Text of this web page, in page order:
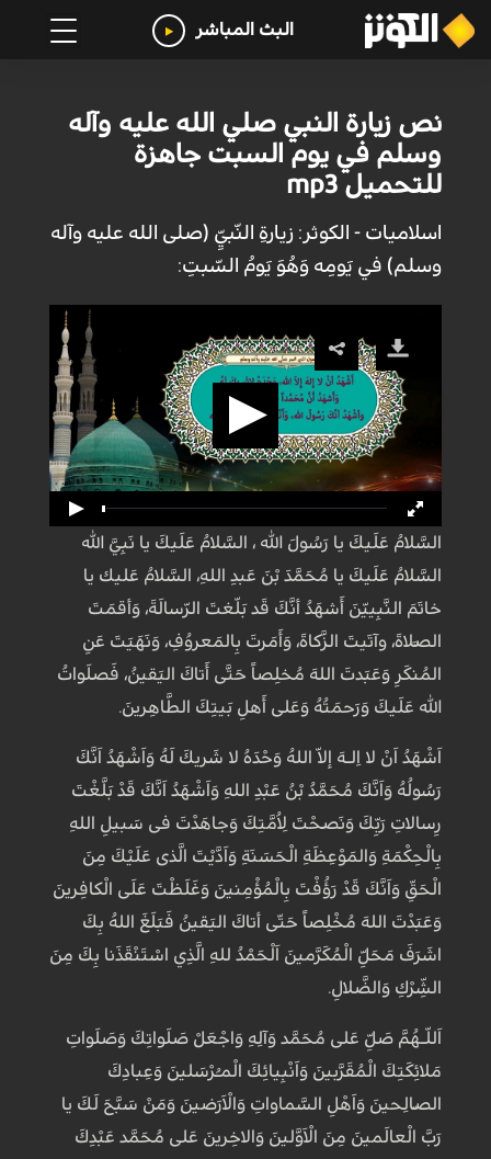
البث المباشر
نص زيارة النبي صلي الله عليه وآله
وسلم في يوم السبت جاهزة
للتحميل mp3
اسلاميات - الكوثر: زيارةِ النّبيِّ (صلى الله عليه وآله
وسلم) في يَومِه وَهُوَ يَومُ السّبتِ:
السَّلامُ عَلَيكَ يا رَسُولَ ﷲ ، السَّلامُ عَلَيكَ يا نَبِيَّ ﷲ
السَّلامُ عَلَيكَ يا مُحَمَّدَ بْنَ عَبدِ اللهِ، السَّلامُ عَليك يا
خاتَمَ النَّبِييّنَ أَشهَدُ أنَّكَ قَد بَلّغتَ الرّسالَةَ، وَأقمَتَ
الصَّلاةَ، وآتَيتَ الزَّكاةَ، وَأَمَرتَ بِالمَعروُفِ، وَنَهَيَتَ عَنِ
المُنكَرِ وَعَبَدتَ اللهَ مُخلِصاً حَتَّى أَتاكَ اليَقينُ، فَصَلَواتُ
ﷲ عَلَيكَ وَرَحمَتُهُ وَعَلى أَهلِ بَيتِكَ الطَّاهِرينَ.
اَشْهَدُ اَنْ لا اِلـهَ إلاّ اللهُ وَحْدَهُ لا شَريكَ لَهُ وَاَشْهَدُ اَنَّكَ
رَسُولُهُ وَاَنَّكَ مُحَمَّدُ بْنُ عَبْدِ اللهِ وَاَشْهَدُ اَنَّكَ قَدْ بَلَّغْتَ
رِسالاتِ رَبِّكَ وَنَصَحْتَ لِاُمَّتِكَ وَجاهَدْتَ فى سَبيلِ اللهِ
بِالْحِكْمَةِ وَالمَوْعِظَةِ الْحَسَنَةِ وَاَدَّيْتَ الَّذى عَلَيْكَ مِنَ
الْحَقِّ وَاَنَّكَ قَدْ رَؤُفْتَ بِالْمُؤْمِنينَ وَغَلَظْتَ عَلَى الْكافِرينَ
وَعَبَدْتَ اللهَ مُخْلِصاً حَتّى أتاكَ اليَقينُ فَبَلَغَ اللهُ بِكَ
اشَرَفَ مَحَلِّ الْمُكَرَّمينَ اَلْحَمْدُ للهِ الَّذِي اسْتَنْقَذَنا بِكَ مِنَ
الشِّرْكِ وَالضَّلالِ.
اَللّـهُمَّ صَلِّ عَلى مُحَمَّد وَآلِهِ وَاجْعَلْ صَلَواتِكَ وَصَلَواتِ
مَلائِكَتِكَ الْمُقَرَّبينَ وَاَنْبِيائِكَ الْمـُرْسَلينَ وَعِبادِكَ
الصّالِحينَ وَاَهْلِ السَّماواتِ وَالْاَرَضينَ وَمَنْ سَبَّحَ لَكَ يا
رَبَّ الْعالَمينَ مِنَ الْاَوَّلينَ وَالاخِرينَ عَلى مُحَمَّد عَبْدِكَ